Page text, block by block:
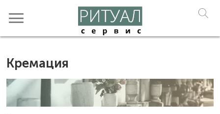
Кремация